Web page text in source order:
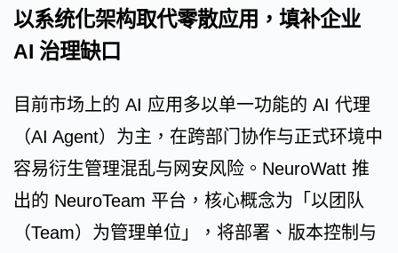
以系统化架构取代零散应用，填补企业
AI 治理缺口
目前市场上的 AI 应用多以单一功能的 AI 代理
（AI Agent）为主，在跨部门协作与正式环境中
容易衍生管理混乱与网安风险。NeuroWatt 推
出的 NeuroTeam 平台，核心概念为「以团队
（Team）为管理单位」，将部署、版本控制与